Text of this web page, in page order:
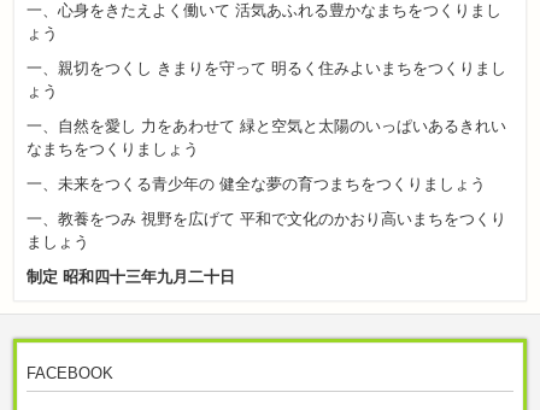
一、心身をきたえよく働いて 活気あふれる豊かなまちをつくりまし
ょう
一、親切をつくし きまりを守って 明るく住みよいまちをつくりまし
ょう
一、自然を愛し 力をあわせて 緑と空気と太陽のいっぱいあるきれい
なまちをつくりましょう
一、未来をつくる青少年の 健全な夢の育つまちをつくりましょう
一、教養をつみ 視野を広げて 平和で文化のかおり高いまちをつくり
ましょう
制定 昭和四十三年九月二十日
FACEBOOK